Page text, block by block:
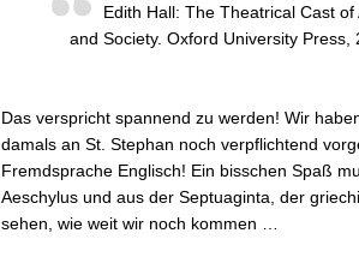
Edith Hall: The Theatrical Cast
and Society. Oxford University Press,
Das verspricht spannend zu werden! Wir
damals an St. Stephan noch verpflichtend
Fremdsprache Englisch! Ein bisschen Spaß
Aeschylus und aus der Septuaginta, der
sehen, wie weit wir noch kommen …